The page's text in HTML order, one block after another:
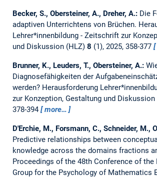
Becker, S., Obersteiner, A., Dreher, A.: Die
adaptiven Unterrichtens von Brüchen.
Lehrer*innenbildung - Zeitschrift zur
und Diskussion (HLZ) 8 (1), 2025, 358-377
Brunner, K., Leuders, T., Obersteiner, A.:
Diagnosefähigkeiten der
werden? Herausforderung
zur Konzeption, Gestaltung und Diskussion
378-394
more…
D'Erchie, M., Forsmann, C., Schneider, M.,
Predictive relationships between
knowledge across the domains fractions
Proceedings of the 48th Conference of the
Group for the Psychology of Mathematics